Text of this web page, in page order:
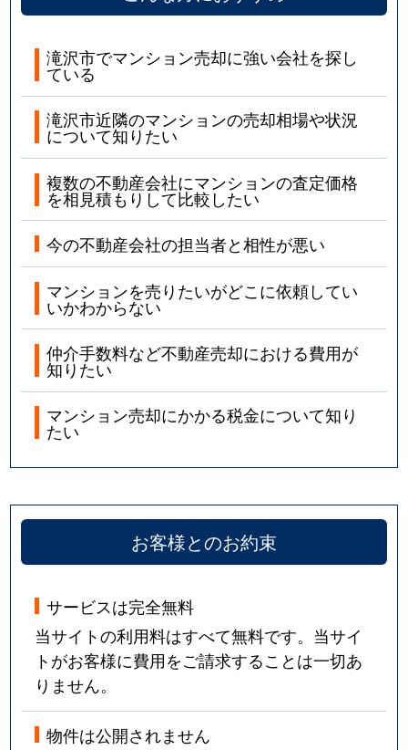
滝沢市でマンション売却に強い会社を探し
ている
滝沢市近隣のマンションの売却相場や状況
について知りたい
複数の不動産会社にマンションの査定価格
を相見積もりして比較したい
今の不動産会社の担当者と相性が悪い
マンションを売りたいがどこに依頼してい
いかわからない
仲介手数料など不動産売却における費用が
知りたい
マンション売却にかかる税金について知り
たい
お客様とのお約束
サービスは完全無料
当サイトの利用料はすべて無料です。当サイ
トがお客様に費用をご請求することは一切あ
りません。
物件は公開されません